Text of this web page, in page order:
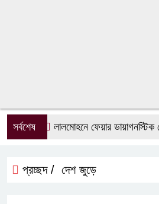
সর্বশেষ লালমোহনে ফেয়ার ডায়াগনস্টিক
প্রচ্ছদ / দেশ জুড়ে